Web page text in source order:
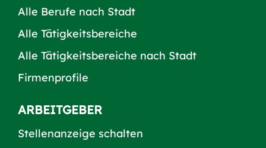
Alle Berufe nach Stadt
Alle Tätigkeitsbereiche
Alle Tätigkeitsbereiche nach Stadt
Firmenprofile
ARBEITGEBER
Stellenanzeige schalten